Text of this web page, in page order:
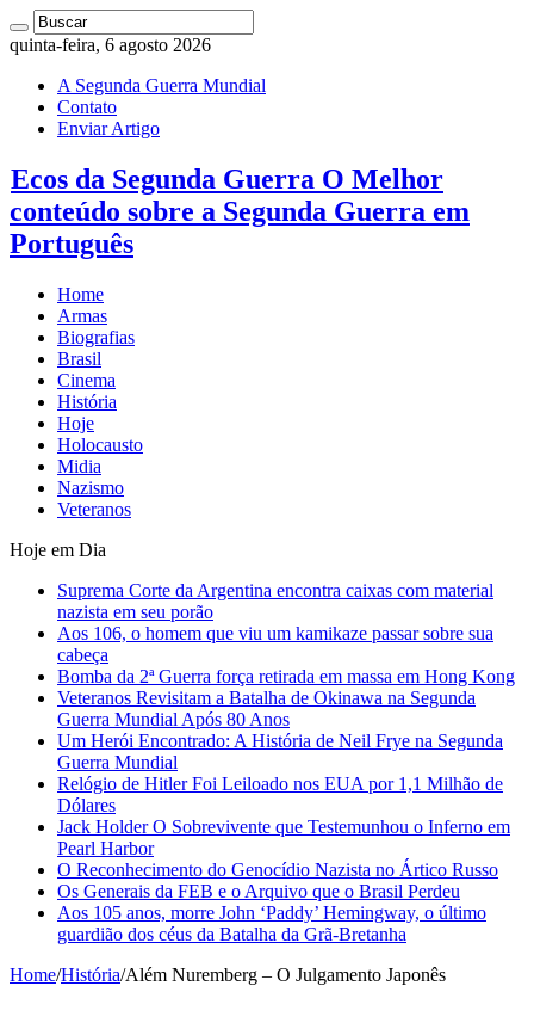
quinta-feira, 6 agosto 2026
A Segunda Guerra Mundial
Contato
Enviar Artigo
Ecos da Segunda Guerra O Melhor
conteúdo sobre a Segunda Guerra em
Português
Home
Armas
Biografias
Brasil
Cinema
História
Hoje
Holocausto
Midia
Nazismo
Veteranos
Hoje em Dia
Suprema Corte da Argentina encontra caixas com material
nazista em seu porão
Aos 106, o homem que viu um kamikaze passar sobre sua
cabeça
Bomba da 2ª Guerra força retirada em massa em Hong Kong
Veteranos Revisitam a Batalha de Okinawa na Segunda
Guerra Mundial Após 80 Anos
Um Herói Encontrado: A História de Neil Frye na Segunda
Guerra Mundial
Relógio de Hitler Foi Leiloado nos EUA por 1,1 Milhão de
Dólares
Jack Holder O Sobrevivente que Testemunhou o Inferno em
Pearl Harbor
O Reconhecimento do Genocídio Nazista no Ártico Russo
Os Generais da FEB e o Arquivo que o Brasil Perdeu
Aos 105 anos, morre John ‘Paddy’ Hemingway, o último
guardião dos céus da Batalha da Grã-Bretanha
Home/História/Além Nuremberg – O Julgamento Japonês